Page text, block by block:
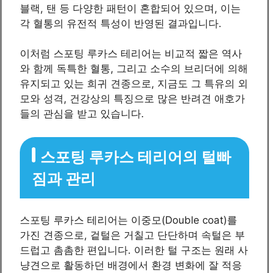
블랙, 탠 등 다양한 패턴이 혼합되어 있으며, 이는
각 혈통의 유전적 특성이 반영된 결과입니다.
이처럼 스포팅 루카스 테리어는 비교적 짧은 역사
와 함께 독특한 혈통, 그리고 소수의 브리더에 의해
유지되고 있는 희귀 견종으로, 지금도 그 특유의 외
모와 성격, 건강상의 특징으로 많은 반려견 애호가
들의 관심을 받고 있습니다.
스포팅 루카스 테리어의 털빠
짐과 관리
스포팅 루카스 테리어는 이중모(Double coat)를
가진 견종으로, 겉털은 거칠고 단단하며 속털은 부
드럽고 촘촘한 편입니다. 이러한 털 구조는 원래 사
냥견으로 활동하던 배경에서 환경 변화에 잘 적응